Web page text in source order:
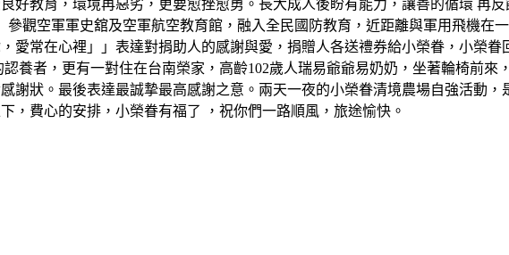
好教育，環境再惡劣，更要愈挫愈勇。長大成人後盼有能力，讓善的循環 再
觀空軍軍史舘及空軍航空教育館，融入全民國防教育，近距離與軍用飛機在
愛常在心裡」」表達對捐助人的感謝與愛，捐贈人各送禮券給小榮眷，小榮
養者，更有一對住在台南榮家，高齡102歲人瑞易爺爺易奶奶，坐著輪椅前來
謝狀。最後表達最誠摯最高感謝之意。兩天一夜的小榮眷清境農場自強活動
，費心的安排，小榮眷有福了 ，祝你們一路順風，旅途愉快。